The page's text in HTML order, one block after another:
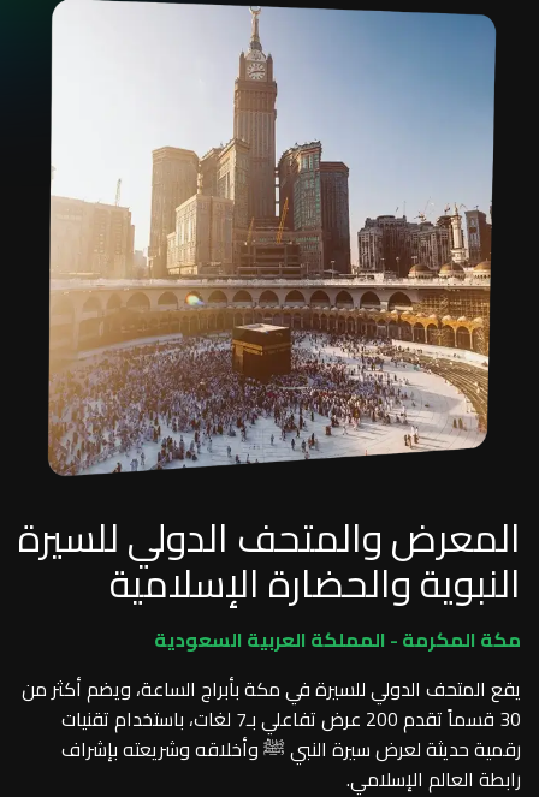
المعرض والمتحف الدولي للسيرة
النبوية والحضارة الإسلامية
مكة المكرمة - المملكة العربية السعودية
يقع المتحف الدولي للسيرة في مكة بأبراج الساعة، ويضم أكثر من
30 قسماً تقدم 200 عرض تفاعلي بـ7 لغات، باستخدام تقنيات
رقمية حديثة لعرض سيرة النبي ﷺ وأخلاقه وشريعته بإشراف
رابطة العالم الإسلامي.